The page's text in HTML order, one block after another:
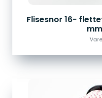
Flisesnor 16-